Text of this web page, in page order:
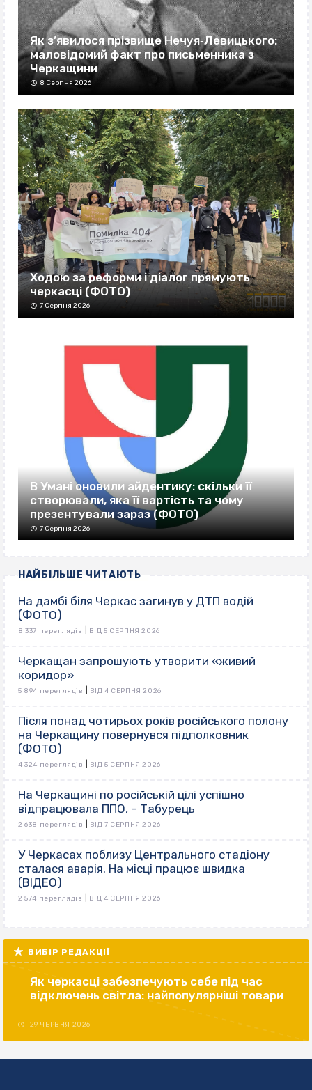
Як з’явилося прізвище Нечуя‐Левицького:
маловідомий факт про письменника з
Черкащини
8 Серпня 2026
Ходою за реформи і діалог прямують
черкасці (ФОТО)
7 Серпня 2026
В Умані оновили айдентику: скільки її
створювали, яка її вартість та чому
презентували зараз (ФОТО)
7 Серпня 2026
НАЙБІЛЬШЕ ЧИТАЮТЬ
На дамбі біля Черкас загинув у ДТП водій
(ФОТО)
8 337 переглядів ВІД 5 СЕРПНЯ 2026
Черкащан запрошують утворити «живий
коридор»
5 894 переглядів ВІД 4 СЕРПНЯ 2026
Після понад чотирьох років російського полону
на Черкащину повернувся підполковник
(ФОТО)
4 324 переглядів ВІД 5 СЕРПНЯ 2026
На Черкащині по російській цілі успішно
відпрацювала ППО, – Табурець
2 638 переглядів ВІД 7 СЕРПНЯ 2026
У Черкасах поблизу Центрального стадіону
сталася аварія. На місці працює швидка
(ВІДЕО)
2 574 переглядів ВІД 4 СЕРПНЯ 2026
ВИБІР РЕДАКЦІЇ
Як черкасці забезпечують себе під час
відключень світла: найпопулярніші товари
29 ЧЕРВНЯ 2026